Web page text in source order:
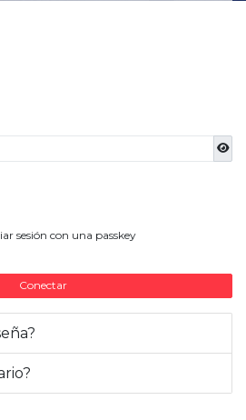
sesión con una passkey
Conectar